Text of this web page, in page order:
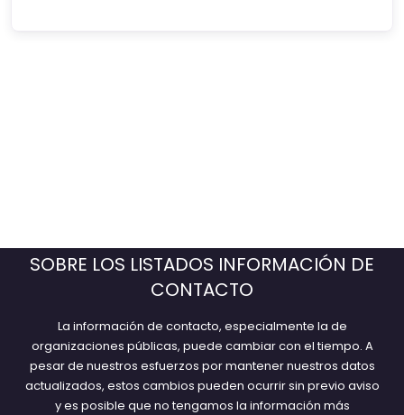
SOBRE LOS LISTADOS INFORMACIÓN DE
CONTACTO
La información de contacto, especialmente la de
organizaciones públicas, puede cambiar con el tiempo. A
pesar de nuestros esfuerzos por mantener nuestros datos
actualizados, estos cambios pueden ocurrir sin previo aviso
y es posible que no tengamos la información más